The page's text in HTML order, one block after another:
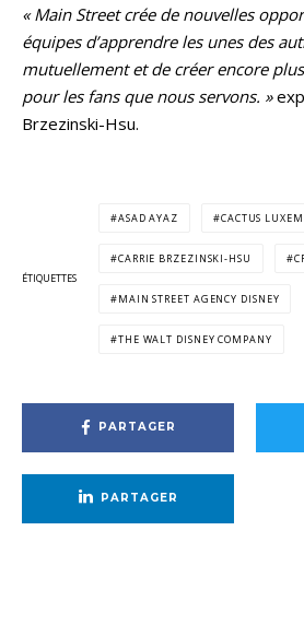
« Main Street crée de nouvelles
équipes d’apprendre les unes des
mutuellement et de créer encore
pour les fans que nous servons. »
Brzezinski-Hsu.
ÉTIQUETTES
ASAD AYAZ CACTUS
CARRIE BRZEZINSKI-HSU
MAIN STREET AGENCY DISNEY
THE WALT DISNEY COMPANY
PARTAGER
PARTAGER